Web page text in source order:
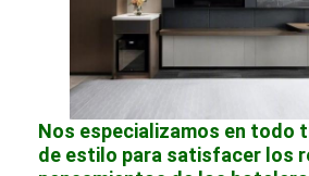
Nos especializamos en todo
de estilo para satisfacer los